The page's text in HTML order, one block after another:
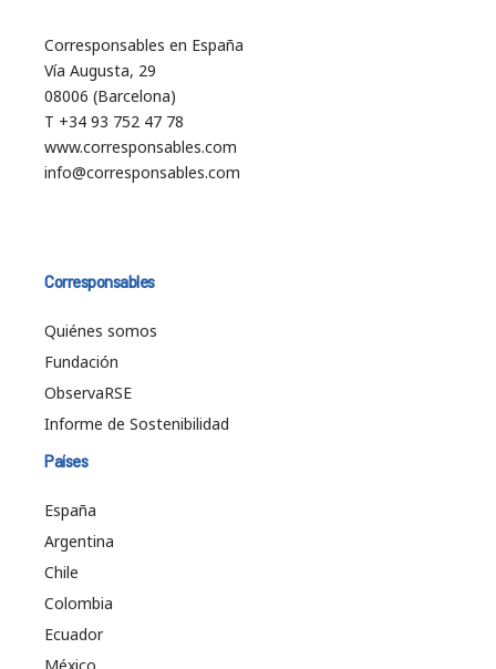
Corresponsables en España
Vía Augusta, 29
08006 (Barcelona)
T +34 93 752 47 78
www.corresponsables.com
info@corresponsables.com
Corresponsables
Quiénes somos
Fundación
ObservaRSE
Informe de Sostenibilidad
Países
España
Argentina
Chile
Colombia
Ecuador